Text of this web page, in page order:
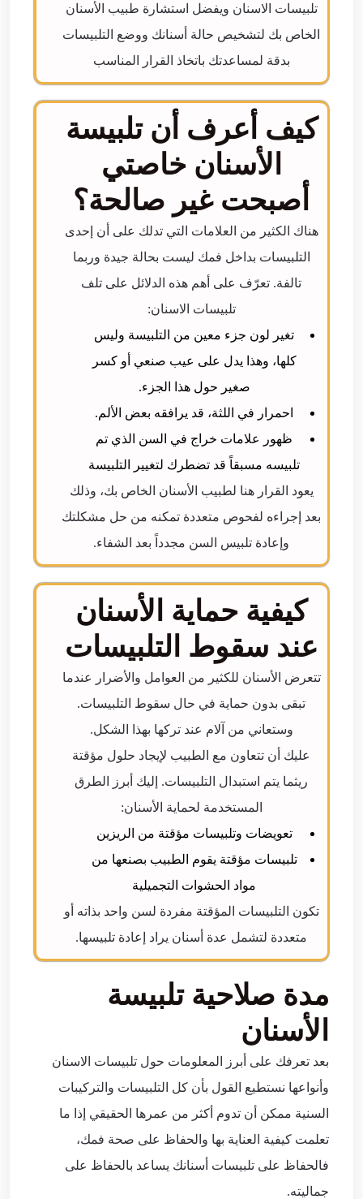
تلبيسات الاسنان ويفضل استشارة طبيب الأسنان
الخاص بك لتشخيص حالة أسنانك ووضع التلبيسات
بدقة لمساعدتك باتخاذ القرار المناسب
كيف أعرف أن تلبيسة
الأسنان خاصتي
أصبحت غير صالحة؟
هناك الكثير من العلامات التي تدلك على أن إحدى
التلبيسات بداخل فمك ليست بحالة جيدة وربما
تالفة. تعرّف على أهم هذه الدلائل على تلف
تلبيسات الاسنان:
تغير لون جزء معين من التلبيسة وليس
كلها، وهذا يدل على عيب صنعي أو كسر
صغير حول هذا الجزء.
احمرار في اللثة، قد يرافقه بعض الألم.
ظهور علامات خراج في السن الذي تم
تلبيسه مسبقاً قد تضطرك لتغيير التلبيسة
يعود القرار هنا لطبيب الأسنان الخاص بك، وذلك
بعد إجراءه لفحوص متعددة تمكنه من حل مشكلتك
وإعادة تلبيس السن مجدداً بعد الشفاء.
كيفية حماية الأسنان
عند سقوط التلبيسات
تتعرض الأسنان للكثير من العوامل والأضرار عندما
تبقى بدون حماية في حال سقوط التلبيسات.
وستعاني من آلام عند تركها بهذا الشكل.
عليك أن تتعاون مع الطبيب لإيجاد حلول مؤقتة
ريثما يتم استبدال التلبيسات. إليك أبرز الطرق
المستخدمة لحماية الأسنان:
تعويضات وتلبيسات مؤقتة من الريزين
تلبيسات مؤقتة يقوم الطبيب بصنعها من
مواد الحشوات التجميلية
تكون التلبيسات المؤقتة مفردة لسن واحد بذاته أو
متعددة لتشمل عدة أسنان يراد إعادة تلبيسها.
مدة صلاحية تلبيسة
الأسنان
بعد تعرفك على أبرز المعلومات حول تلبيسات الاسنان
وأنواعها نستطيع القول بأن كل التلبيسات والتركيبات
السنية ممكن أن تدوم أكثر من عمرها الحقيقي إذا ما
تعلمت كيفية العناية بها والحفاظ على صحة فمك،
فالحفاظ على تلبيسات أسنانك يساعد بالحفاظ على
جماليته.